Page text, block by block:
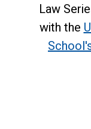
Law
with the